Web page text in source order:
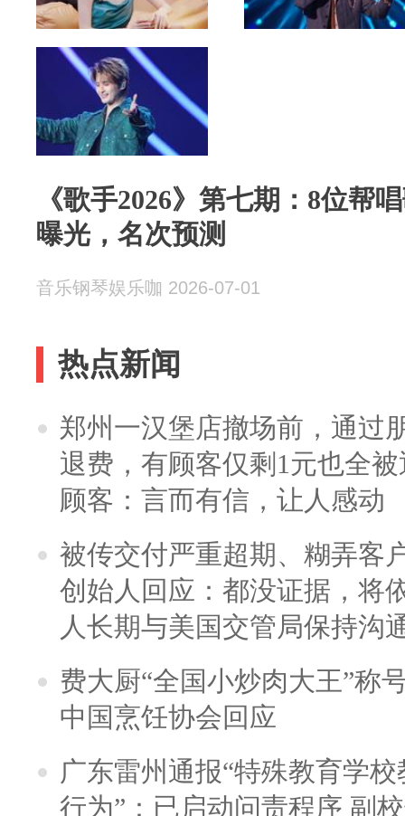
《歌手2026》第七期：8位帮
曝光，名次预测
音乐钢琴娱乐咖 2026-07-01
热点新闻
郑州一汉堡店撤场前，通过
退费，有顾客仅剩1元也全
顾客：言而有信，让人感动
被传交付严重超期、糊弄客
创始人回应：都没证据，将
人长期与美国交管局保持沟
费大厨“全国小炒肉大王”称
中国烹饪协会回应
广东雷州通报“特殊教育学
行为”：已启动问责程序 副